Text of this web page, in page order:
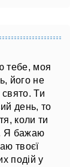
тебе, моя
його не
свято. Ти
день, то
коли ти
Я бажаю
твоєї
подій у